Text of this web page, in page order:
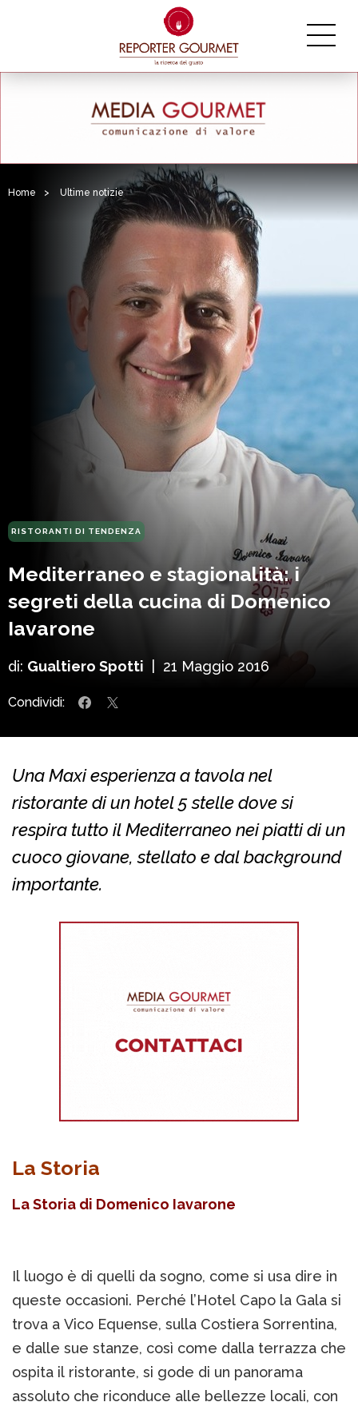
Home > Ultime notizie
RISTORANTI DI TENDENZA
Mediterraneo e stagionalità: i
segreti della cucina di Domenico
Iavarone
di: Gualtiero Spotti 21 Maggio 2016
Condividi:
Una Maxi esperienza a tavola nel
ristorante di un hotel 5 stelle dove si
respira tutto il Mediterraneo nei piatti di un
cuoco giovane, stellato e dal background
importante.
La Storia
La Storia di Domenico Iavarone
Il luogo è di quelli da sogno, come si usa dire in
queste occasioni. Perché l’Hotel Capo la Gala si
trova a Vico Equense, sulla Costiera Sorrentina,
e dalle sue stanze, così come dalla terrazza che
ospita il ristorante, si gode di un panorama
assoluto che riconduce alle bellezze locali, con